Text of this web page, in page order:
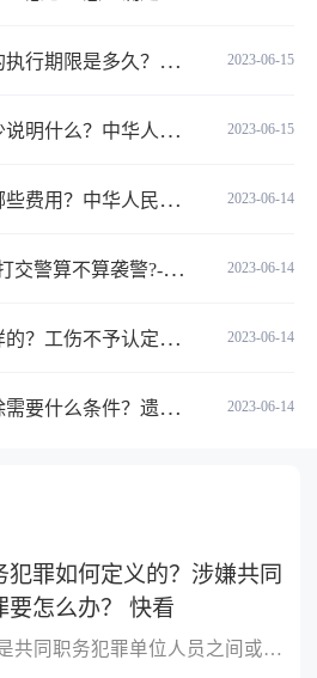
2023-06-15
裁法第六十二条的内容是什么？
2023-06-15
共和国公司法第二十六条是什么？
2023-06-14
实施细则第九十三条内容是什么？_世界讯息
2023-06-14
不算袭警?-环球观焦点
2023-06-14
予认定的三个条件是什么？
2023-06-14
养协议生效条件是什么？ 天天时讯
犯罪如何定义的？涉嫌共同
要怎么办？ 快看
一、什么是共同职务犯罪单位人员之间或者单位人员与单位以外的人员